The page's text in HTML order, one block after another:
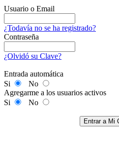
Usuario o Email
¿Todavía no se ha registrado?
Contraseña
¿Olvidó su Clave?
Entrada automática
Si
No
Agregarme a los usuarios activos
Si
No
Entrar a Mi